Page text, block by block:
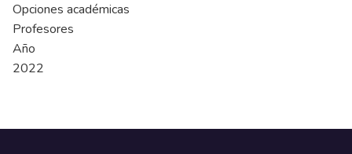
Opciones académicas
Profesores
Año
2022